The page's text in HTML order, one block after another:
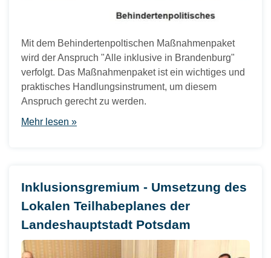
Mit dem Behindertenpoltischen Maßnahmenpaket
wird der Anspruch "Alle inklusive in Brandenburg"
verfolgt. Das Maßnahmenpaket ist ein wichtiges und
praktisches Handlungsinstrument, um diesem
Anspruch gerecht zu werden.
Mehr lesen »
Inklusionsgremium - Umsetzung des
Lokalen Teilhabeplanes der
Landeshauptstadt Potsdam